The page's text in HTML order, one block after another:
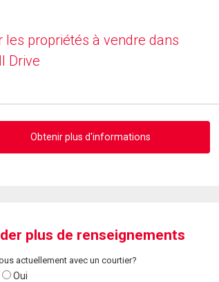
les propriétés à vendre dans
Drive
Obtenir plus d'informations
plus de renseignements
actuellement avec un courtier?
Oui